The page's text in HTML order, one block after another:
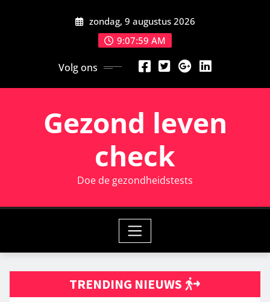
zondag, 9 augustus 2026
9:08:01 AM
Volg ons
Gezond leven
check
Doe de gezondheidstests
TRENDING NIEUWS